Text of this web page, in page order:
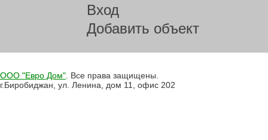
Вход
Добавить объект
ООО "Евро Дом" . Все права защищены.
г.Биробиджан, ул. Ленина, дом 11, офис 202